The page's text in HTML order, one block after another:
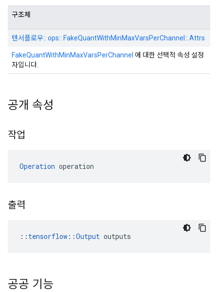
구조체
텐서플로우:: ops:: FakeQuantWithMinMaxVarsPerChannel:: Attrs
FakeQuantWithMinMaxVarsPerChannel 에 대한 선택적 속성 설정
자입니다.
공개 속성
작업
Operation operation
출력
:: tensorflow::Output outputs
공공 기능